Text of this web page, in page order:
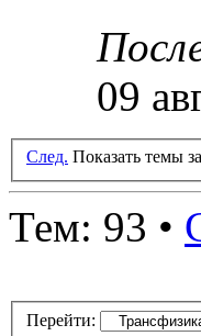
09
След. Показать темы
Тем: 93 •
Перейти: